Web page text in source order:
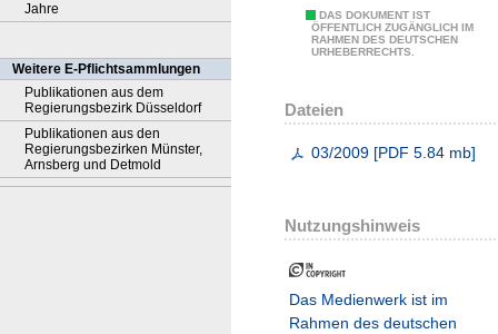
Jahre
Weitere E-Pflichtsammlungen
Publikationen aus dem
Regierungsbezirk Düsseldorf
Publikationen aus den
Regierungsbezirken Münster,
Arnsberg und Detmold
DAS DOKUMENT IST
ÖFFENTLICH ZUGÄNGLICH IM
RAHMEN DES DEUTSCHEN
URHEBERRECHTS.
Dateien
03/2009 [PDF 5.84 mb]
Nutzungshinweis
Das Medienwerk ist im
Rahmen des deutschen